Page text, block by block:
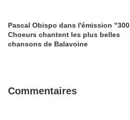
Pascal Obispo dans l'émission "300
Choeurs chantent les plus belles
chansons de Balavoine
Commentaires